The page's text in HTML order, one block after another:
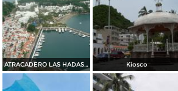
ATRACADERO LAS HADAS MANZANILLO Kiosco